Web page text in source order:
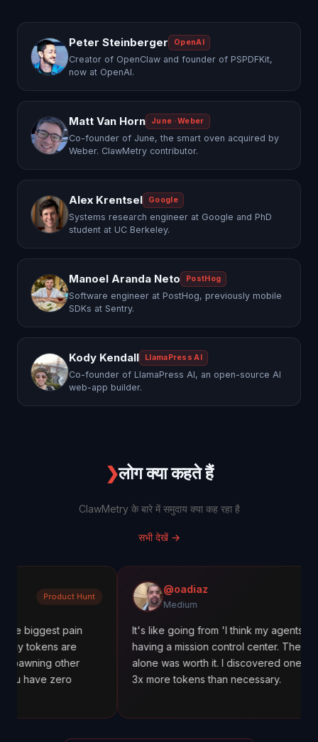
Peter Steinberger OpenAI
Creator of OpenClaw and founder of PSPDFKit,
now at OpenAI.
Matt Van Horn June · Weber
Co-founder of June, the smart oven acquired by
Weber. ClawMetry contributor.
Alex Krentsel Google
Systems research engineer at Google and PhD
student at UC Berkeley.
Manoel Aranda Neto PostHog
Software engineer at PostHog, previously mobile
SDKs at Sentry.
Kody Kendall LlamaPress AI
Co-founder of LlamaPress AI, an open-source AI
web-app builder.
❯लोग क्या कहते हैं
ClawMetry के बारे में समुदाय क्या कह रहा है
सभी देखें→
pain
are
@oadiaz
Medium
It's like going from 'I think my agents are working'
having a mission control center. The cost tracking
alone was worth it. I discovered one agent was
3x more tokens than necessary.